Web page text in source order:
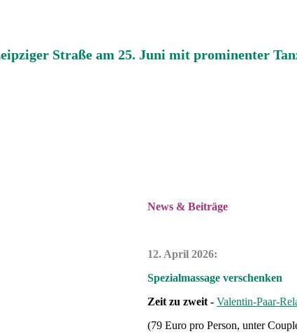
Straße am 25. Juni mit prominenter
News & Beiträge
12. April 2026:
Spezialmassage verschenken
Zeit zu zweit - Valentin-Paar-
(79 Euro pro Person, unter